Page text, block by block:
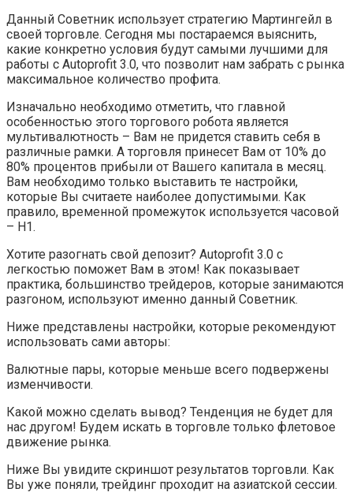
Данный Советник использует стратегию Мартингейл в
своей торговле. Сегодня мы постараемся выяснить,
какие конкретно условия будут самыми лучшими для
работы с Autoprofit 3.0, что позволит нам забрать с рынка
максимальное количество профита.
Изначально необходимо отметить, что главной
особенностью этого торгового робота является
мультивалютность – Вам не придется ставить себя в
различные рамки. А торговля принесет Вам от 10% до
80% процентов прибыли от Вашего капитала в месяц.
Вам необходимо только выставить те настройки,
которые Вы считаете наиболее допустимыми. Как
правило, временной промежуток используется часовой
– Н1.
Хотите разогнать свой депозит? Autoprofit 3.0 с
легкостью поможет Вам в этом! Как показывает
практика, большинство трейдеров, которые занимаются
разгоном, используют именно данный Советник.
Ниже представлены настройки, которые рекомендуют
использовать сами авторы:
Валютные пары, которые меньше всего подвержены
изменчивости.
Какой можно сделать вывод? Тенденция не будет для
нас другом! Будем искать в торговле только флетовое
движение рынка.
Ниже Вы увидите скриншот результатов торговли. Как
Вы уже поняли, трейдинг проходит на азиатской сессии.